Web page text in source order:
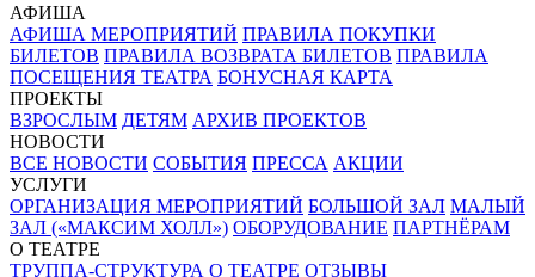
АФИША
АФИША МЕРОПРИЯТИЙ ПРАВИЛА ПОКУПКИ
БИЛЕТОВ ПРАВИЛА ВОЗВРАТА БИЛЕТОВ ПРАВИЛА
ПОСЕЩЕНИЯ ТЕАТРА БОНУСНАЯ КАРТА
ПРОЕКТЫ
ВЗРОСЛЫМ ДЕТЯМ АРХИВ ПРОЕКТОВ
НОВОСТИ
ВСЕ НОВОСТИ СОБЫТИЯ ПРЕССА АКЦИИ
УСЛУГИ
ОРГАНИЗАЦИЯ МЕРОПРИЯТИЙ БОЛЬШОЙ ЗАЛ МАЛЫЙ
ЗАЛ («МАКСИМ ХОЛЛ») ОБОРУДОВАНИЕ ПАРТНЁРАМ
О ТЕАТРЕ
ТРУППА-СТРУКТУРА О ТЕАТРЕ ОТЗЫВЫ